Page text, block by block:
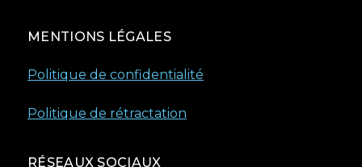
MENTIONS LÉGALES
Politique de confidentialité
Politique de rétractation
RÉSEAUX SOCIAUX